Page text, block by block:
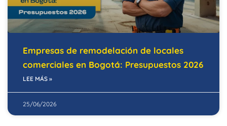
Empresas de remodelación de locales
comerciales en Bogotá: Presupuestos 2026
LEE MÁS »
25/06/2026